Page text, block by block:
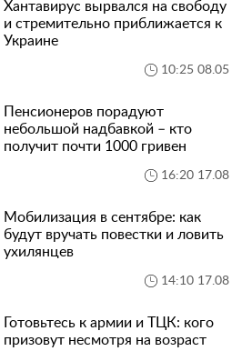
Хантавирус вырвался на свободу
и стремительно приближается к
Украине
10:25 08.05
Пенсионеров порадуют
небольшой надбавкой – кто
получит почти 1000 гривен
16:20 17.08
Мобилизация в сентябре: как
будут вручать повестки и ловить
ухилянцев
14:10 17.08
Готовьтесь к армии и ТЦК: кого
призовут несмотря на возраст